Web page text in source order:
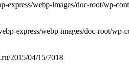
webp-images/doc-root/wp-
express/webp-images/doc-root/wp-
2015/04/15/7018